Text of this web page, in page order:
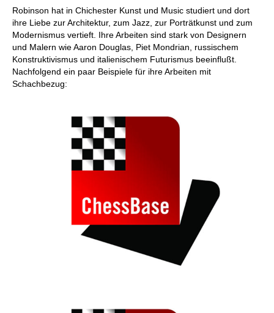
Robinson hat in Chichester Kunst und Music studiert und dort
ihre Liebe zur Architektur, zum Jazz, zur Porträtkunst und zum
Modernismus vertieft. Ihre Arbeiten sind stark von Designern
und Malern wie Aaron Douglas, Piet Mondrian, russischem
Konstruktivismus und italienischem Futurismus beeinflußt.
Nachfolgend ein paar Beispiele für ihre Arbeiten mit
Schachbezug: